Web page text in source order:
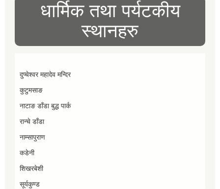
धार्मिक तथा पर्यटकीय
स्थानहरु
दुप्चेश्वर महादेव मन्दिर
कुटुमसाङ
नाटाङ डाँडा बुद्ध पार्क
रान्चे डाँडा
नाम्सापुराण
कडेनी
शिखरबेशी
सूर्यकुण्ड